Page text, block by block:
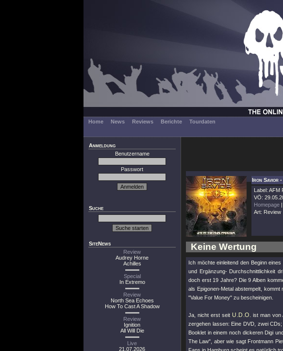
Home News Reviews Berichte
Tourdaten
Anmeldung
Benutzername
Passwort
Suche
SiteNews
Review
Audrey Horne
Achilles
Special
In Extremo
Review
North Sea Echoes
How To Cast A Shadow
Review
Ignition
All Will Die
Live
21.07.2026
Iron Savior
Label: AFM
VÖ:
Homepage |
Art: Review
Keine Wertung
Ich möchte einleitend den Beginn
und Ergänzung- Durchschnittlichkeit
doch erst 19 Jahre? Die 9 Alben
als Epigonen-Metal abstempelt,
"Value For Money" zu bescheinigen.
Ja, nicht erst seit U.D.O. ist man von
zergehen lassen: Eine DVD, zwei
Booklet in einem noch dickeren Digi
The Law", aber wie sagt Frontmann